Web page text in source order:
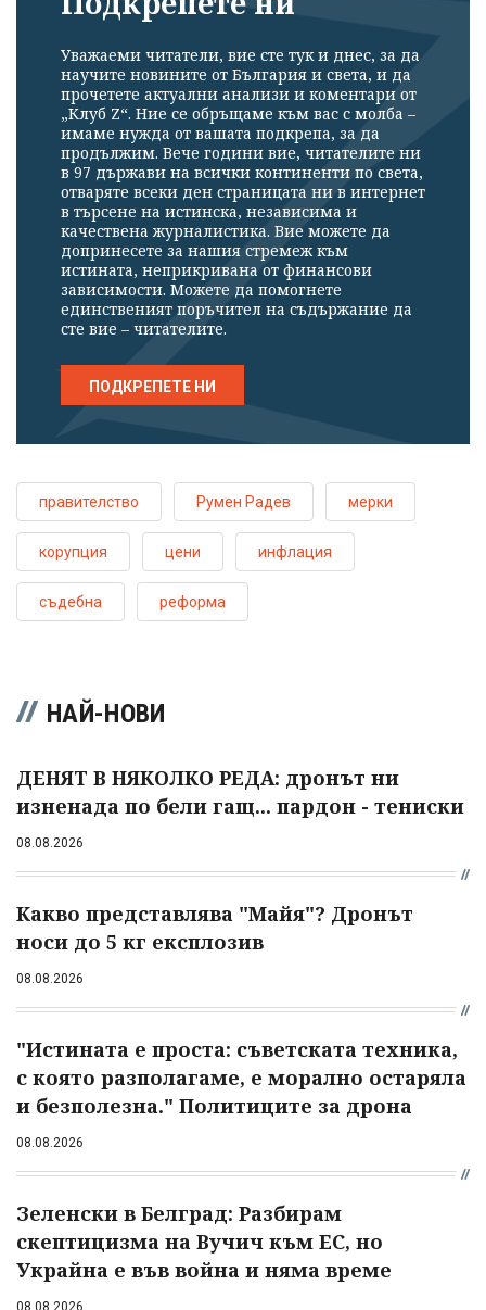
Уважаеми читатели, вие сте тук и днес, за да
научите новините от България и света, и да
прочетете актуални анализи и коментари от
„Клуб Z“. Ние се обръщаме към вас с молба –
имаме нужда от вашата подкрепа, за да
продължим. Вече години вие, читателите ни
в 97 държави на всички континенти по света,
отваряте всеки ден страницата ни в интернет
в търсене на истинска, независима и
качествена журналистика. Вие можете да
допринесете за нашия стремеж към
истината, неприкривана от финансови
зависимости. Можете да помогнете
единственият поръчител на съдържание да
сте вие – читателите.
ПОДКРЕПЕТЕ НИ
правителство Румен Радев мерки
корупция цени инфлация
съдебна реформа
НАЙ-НОВИ
ДЕНЯТ В НЯКОЛКО РЕДА: дронът ни
изненада по бели гащ... пардон - тениски
08.08.2026
Какво представлява "Майя"? Дронът
носи до 5 кг експлозив
08.08.2026
"Истината е проста: съветската техника,
с която разполагаме, е морално остаряла
и безполезна." Политиците за дрона
08.08.2026
Зеленски в Белград: Разбирам
скептицизма на Вучич към ЕС, но
Украйна е във война и няма време